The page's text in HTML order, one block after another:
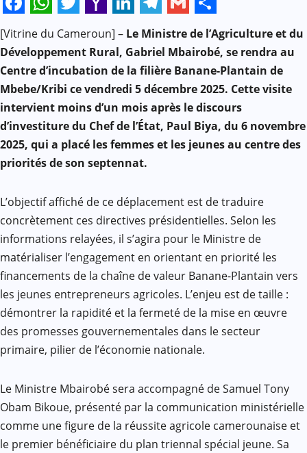
Facebook
WhatsApp
Twitter
Yahoo
Mail
LinkedIn
Telegram
Gmail
Share
[Vitrine du Cameroun] – Le Ministre de l’Agriculture et du
Développement Rural, Gabriel Mbairobé, se rendra au
Centre d’incubation de la filière Banane-Plantain de
Mbebe/Kribi ce vendredi 5 décembre 2025. Cette visite
intervient moins d’un mois après le discours
d’investiture du Chef de l’État, Paul Biya, du 6 novembre
2025, qui a placé les femmes et les jeunes au centre des
priorités de son septennat.
L’objectif affiché de ce déplacement est de traduire
concrètement ces directives présidentielles. Selon les
informations relayées, il s’agira pour le Ministre de
matérialiser l’engagement en orientant en priorité les
financements de la chaîne de valeur Banane-Plantain vers
les jeunes entrepreneurs agricoles. L’enjeu est de taille :
démontrer la rapidité et la fermeté de la mise en œuvre
des promesses gouvernementales dans le secteur
primaire, pilier de l’économie nationale.
Le Ministre Mbairobé sera accompagné de Samuel Tony
Obam Bikoue, présenté par la communication ministérielle
comme une figure de la réussite agricole camerounaise et
le premier bénéficiaire du plan triennal spécial jeune. Sa